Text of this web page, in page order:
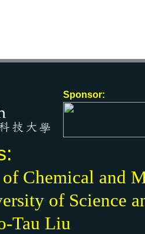
Sponsor:
Chemical and
of Science
Tau Liu